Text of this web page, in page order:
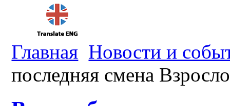
Главная Новости и
последняя смена